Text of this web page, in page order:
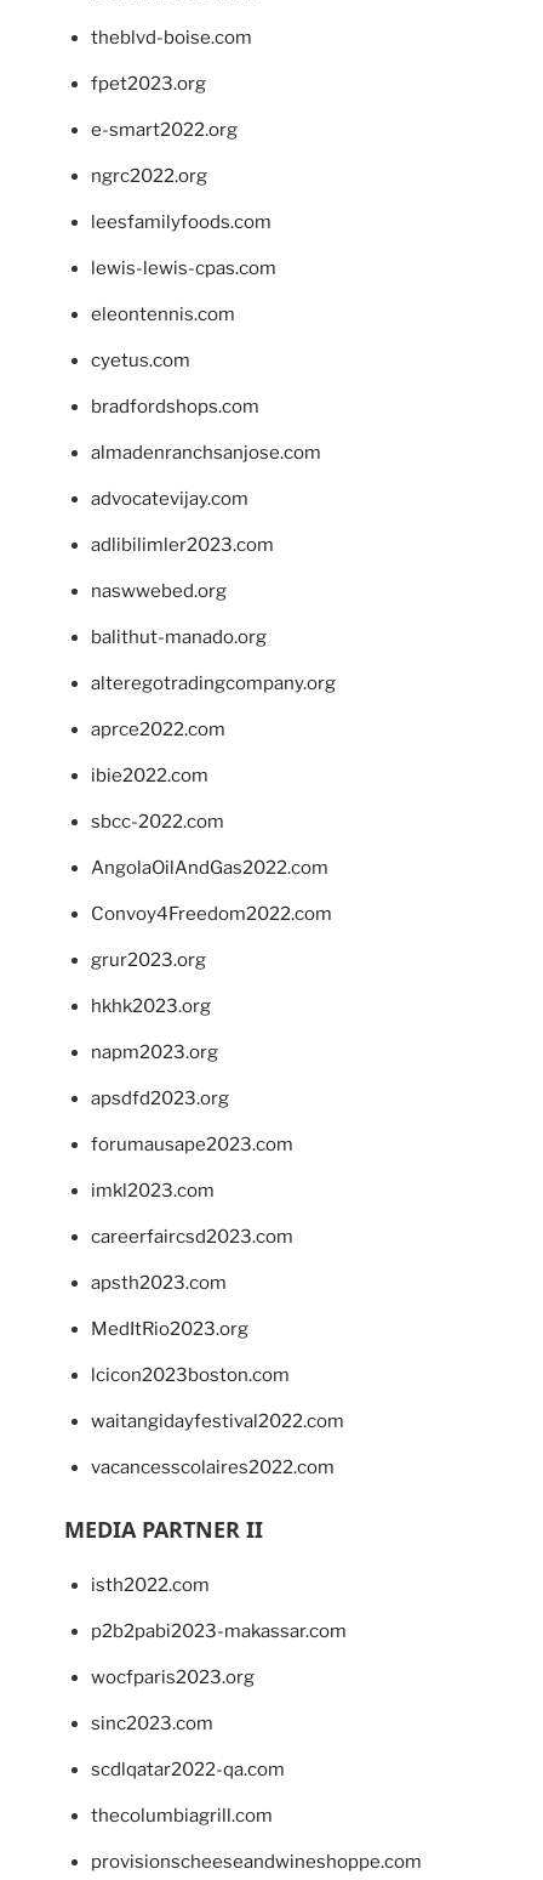
theblvd-boise.com
fpet2023.org
e-smart2022.org
ngrc2022.org
leesfamilyfoods.com
lewis-lewis-cpas.com
eleontennis.com
cyetus.com
bradfordshops.com
almadenranchsanjose.com
advocatevijay.com
adlibilimler2023.com
naswwebed.org
balithut-manado.org
alteregotradingcompany.org
aprce2022.com
ibie2022.com
sbcc-2022.com
AngolaOilAndGas2022.com
Convoy4Freedom2022.com
grur2023.org
hkhk2023.org
napm2023.org
apsdfd2023.org
forumausape2023.com
imkl2023.com
careerfaircsd2023.com
apsth2023.com
MedItRio2023.org
lcicon2023boston.com
waitangidayfestival2022.com
vacancesscolaires2022.com
MEDIA PARTNER II
isth2022.com
p2b2pabi2023-makassar.com
wocfparis2023.org
sinc2023.com
scdlqatar2022-qa.com
thecolumbiagrill.com
provisionscheeseandwineshoppe.com